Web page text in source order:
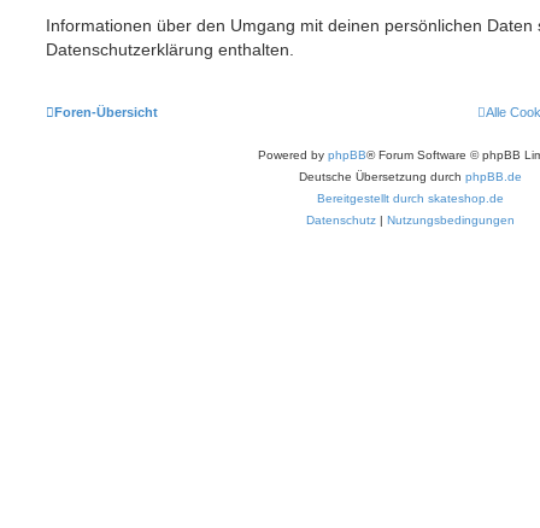
Informationen über den Umgang mit deinen persönlichen Daten
Datenschutzerklärung enthalten.
Foren-Übersicht Alle
Powered by phpBB® Forum Software © phpBB
Deutsche Übersetzung durch phpBB.de
Bereitgestellt durch skateshop.de
Datenschutz | Nutzungsbedingungen